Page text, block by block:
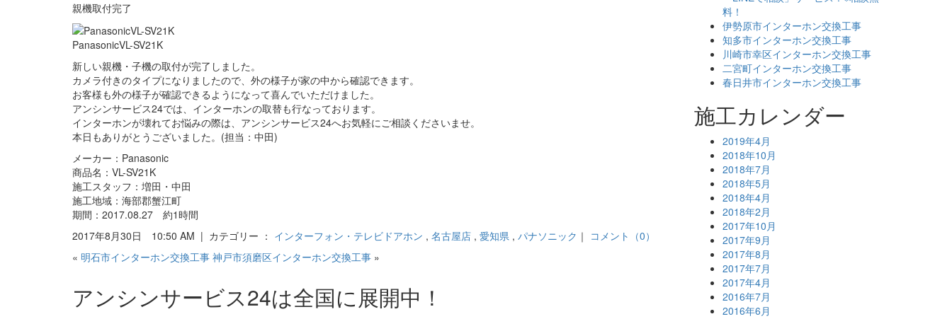
親機取付完了
PanasonicVL-SV21K
新しい親機・子機の取付が完了しました。
カメラ付きのタイプになりましたので、外の様子が家の中から確認できます。
お客様も外の様子が確認できるようになって喜んでいただけました。
アンシンサービス24では、インターホンの取替も行なっております。
インターホンが壊れてお悩みの際は、アンシンサービス24へお気軽にご相談くださいませ。
本日もありがとうございました。(担当：中田)
メーカー：Panasonic
商品名：VL-SV21K
施工スタッフ：増田・中田
施工地域：海部郡蟹江町
期間：2017.08.27 約1時間
2017年8月30日 10:50 AM | カテゴリー ： インターフォン・テレビドアホン , 名古屋店 , 愛知県 , パナソニック ｜ コメント（0）
« 明石市インターホン交換工事 神戸市須磨区インターホン交換工事 »
アンシンサービス24は全国に展開中！
料！
伊勢原市インターホン交換工事
知多市インターホン交換工事
川崎市幸区インターホン交換工事
二宮町インターホン交換工事
春日井市インターホン交換工事
施工カレンダー
2019年4月
2018年10月
2018年7月
2018年5月
2018年4月
2018年2月
2017年10月
2017年9月
2017年8月
2017年7月
2017年4月
2016年7月
2016年6月